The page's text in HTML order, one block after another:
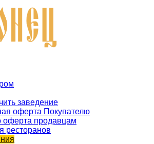
заведение
оферта Покупателю
оферта продавцам
ресторанов